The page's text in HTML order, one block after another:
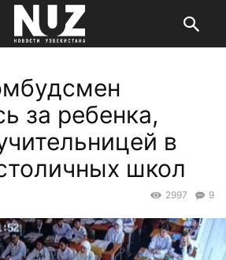
за ребенка,
в
школ
9
2997